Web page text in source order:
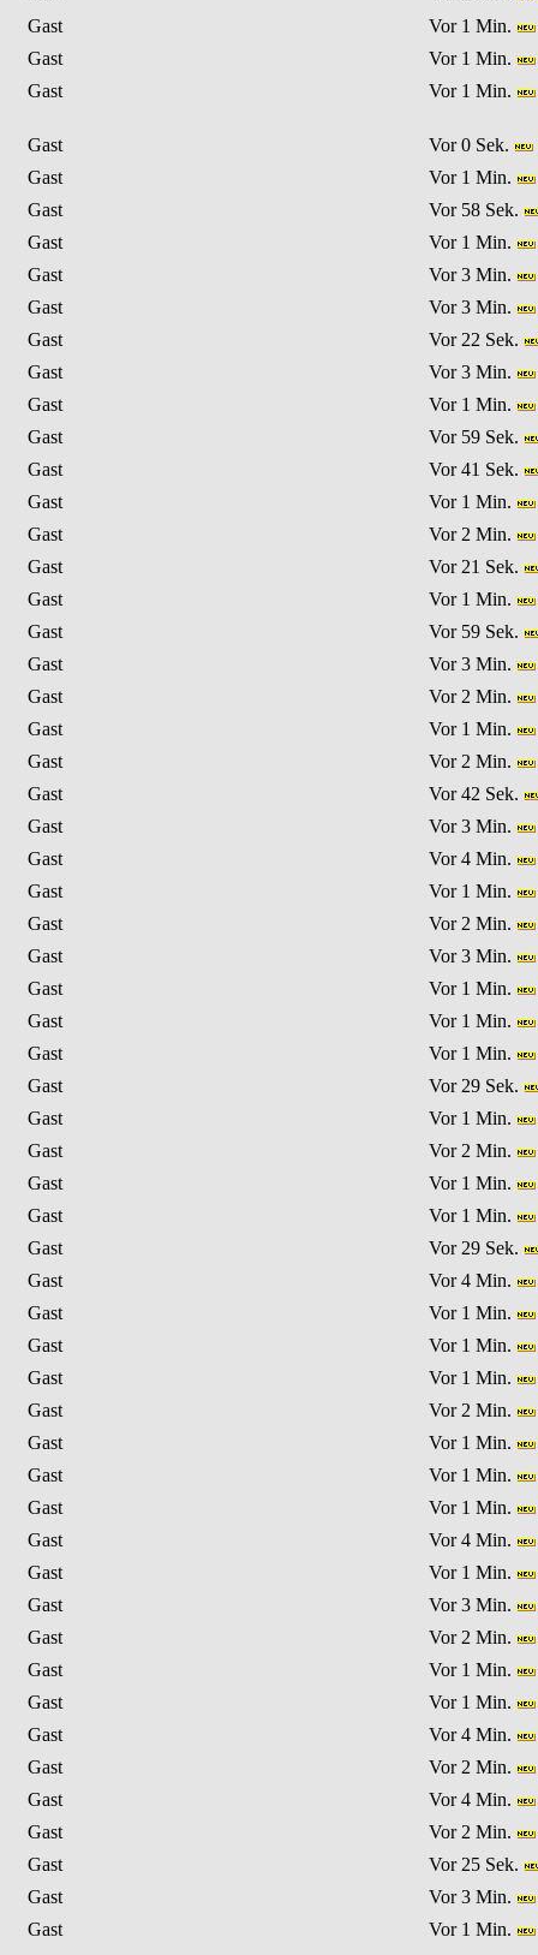
Gast
Vor 1 Min.
Gast
Vor 1 Min.
Gast
Vor 1 Min.
Gast Vor 0 Sek.
Gast
Vor 1 Min.
Gast
Vor 58 Sek.
Gast
Vor 1 Min.
Gast
Vor 3 Min.
Gast
Vor 3 Min.
Gast
Vor 22 Sek.
Gast
Vor 3 Min.
Gast
Vor 1 Min.
Gast
Vor 59 Sek.
Gast
Vor 41 Sek.
Gast
Vor 1 Min.
Gast
Vor 2 Min.
Gast
Vor 21 Sek.
Gast
Vor 1 Min.
Gast
Vor 59 Sek.
Gast
Vor 3 Min.
Gast
Vor 2 Min.
Gast
Vor 1 Min.
Gast
Vor 2 Min.
Gast
Vor 42 Sek.
Gast
Vor 3 Min.
Gast
Vor 4 Min.
Gast
Vor 1 Min.
Gast
Vor 2 Min.
Gast
Vor 3 Min.
Gast
Vor 1 Min.
Gast
Vor 1 Min.
Gast
Vor 1 Min.
Gast
Vor 29 Sek.
Gast
Vor 1 Min.
Gast
Vor 2 Min.
Gast
Vor 1 Min.
Gast
Vor 1 Min.
Gast
Vor 29 Sek.
Gast
Vor 4 Min.
Gast
Vor 1 Min.
Gast
Vor 1 Min.
Gast
Vor 1 Min.
Gast
Vor 2 Min.
Gast
Vor 1 Min.
Gast
Vor 1 Min.
Gast
Vor 1 Min.
Gast
Vor 4 Min.
Gast
Vor 1 Min.
Gast
Vor 3 Min.
Gast
Vor 2 Min.
Gast
Vor 1 Min.
Gast
Vor 1 Min.
Gast
Vor 4 Min.
Gast
Vor 2 Min.
Gast
Vor 4 Min.
Gast
Vor 2 Min.
Gast
Vor 25 Sek.
Gast
Vor 3 Min.
Gast
Vor 1 Min.